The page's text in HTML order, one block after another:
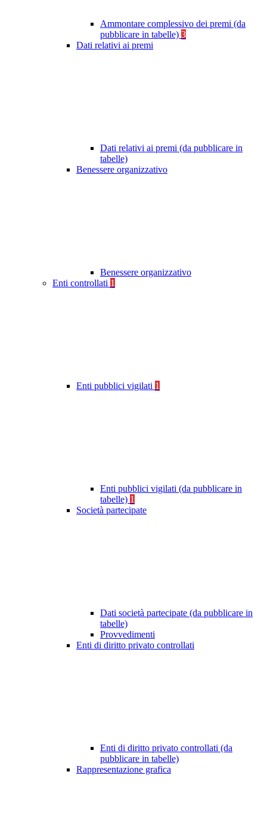
Ammontare complessivo dei premi (da
pubblicare in tabelle) 3
Dati relativi ai premi
Dati relativi ai premi (da pubblicare in
tabelle)
Benessere organizzativo
Benessere organizzativo
Enti controllati 1
Enti pubblici vigilati 1
Enti pubblici vigilati (da pubblicare in
tabelle) 1
Società partecipate
Dati società partecipate (da pubblicare in
tabelle)
Provvedimenti
Enti di diritto privato controllati
Enti di diritto privato controllati (da
pubblicare in tabelle)
Rappresentazione grafica